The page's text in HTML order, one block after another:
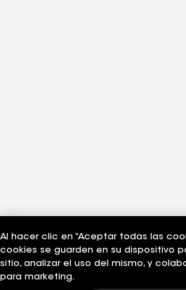
Al hacer clic en “Aceptar todas las
cookies se guarden en su dispositivo
sitio, analizar el uso del mismo, y
para marketing.